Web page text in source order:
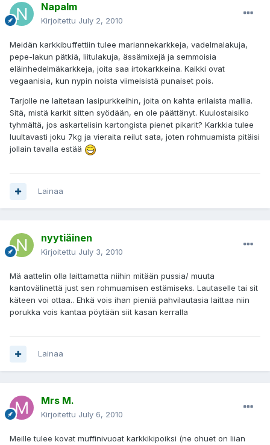
Napalm
Kirjoitettu July 2, 2010
Meidän karkkibuffettiin tulee mariannekarkkeja, vadelmalakuja,
pepe-lakun pätkiä, liitulakuja, ässämixejä ja semmoisia
eläinhedelmäkarkkeja, joita saa irtokarkkeina. Kaikki ovat
vegaanisia, kun nypin noista viimeisistä punaiset pois.
Tarjolle ne laitetaan lasipurkkeihin, joita on kahta erilaista mallia.
Sitä, mistä karkit sitten syödään, en ole päättänyt. Kuulostaisiko
tyhmältä, jos askartelisin kartongista pienet pikarit? Karkkia tulee
luultavasti joku 7kg ja vieraita reilut sata, joten rohmuamista pitäisi
jollain tavalla estää
Lainaa
nyytiäinen
Kirjoitettu July 3, 2010
Mä aattelin olla laittamatta niihin mitään pussia/ muuta
kantovälinettä just sen rohmuamisen estämiseks. Lautaselle tai sit
käteen voi ottaa.. Ehkä vois ihan pieniä pahvilautasia laittaa niin
porukka vois kantaa pöytään siit kasan kerralla
Lainaa
Mrs M.
Kirjoitettu July 6, 2010
Meille tulee kovat muffinivuoat karkkikipoiksi (ne ohuet on liian